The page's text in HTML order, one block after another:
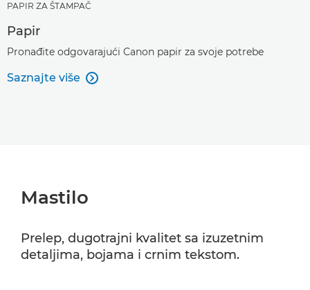
PAPIR ZA ŠTAMPAČ
Papir
Pronađite odgovarajući Canon papir za svoje potrebe
Saznajte više 
Mastilo
Prelep, dugotrajni kvalitet sa izuzetnim
detaljima, bojama i crnim tekstom.